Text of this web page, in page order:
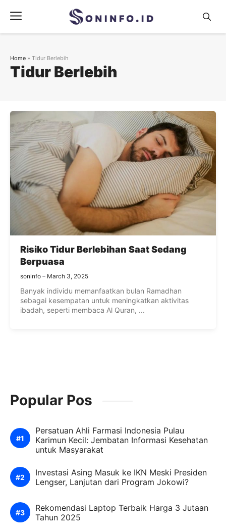
content
Menu
Tidur Berlebih
Home » Tidur Berlebih
Risiko Tidur Berlebihan Saat Sedang
Berpuasa
soninfo March 3, 2025
Banyak individu memanfaatkan bulan Ramadhan
sebagai kesempatan untuk meningkatkan aktivitas
ibadah, seperti membaca Al Quran, ...
Popular Pos
Persatuan Ahli Farmasi Indonesia Pulau
Karimun Kecil: Jembatan Informasi Kesehatan
untuk Masyarakat
Investasi Asing Masuk ke IKN Meski Presiden
Lengser, Lanjutan dari Program Jokowi?
Rekomendasi Laptop Terbaik Harga 3 Jutaan
Tahun 2025